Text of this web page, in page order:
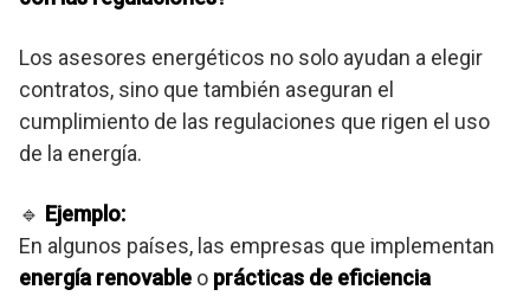
Los asesores energéticos no solo ayudan a elegir
contratos, sino que también aseguran el
cumplimiento de las regulaciones que rigen el uso
de la energía.
🔹 Ejemplo:
En algunos países, las empresas que implementan
energía renovable o prácticas de eficiencia